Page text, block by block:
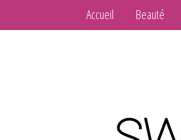
Accueil Beauté